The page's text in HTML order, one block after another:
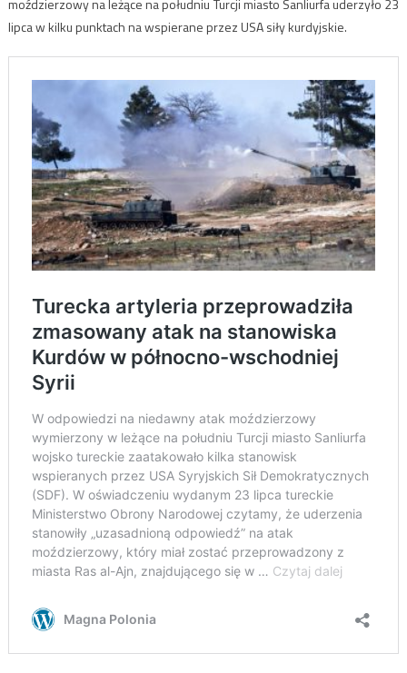
moździerzowy na leżące na południu Turcji miasto Sanliurfa uderzyło 23
lipca w kilku punktach na wspierane przez USA siły kurdyjskie.